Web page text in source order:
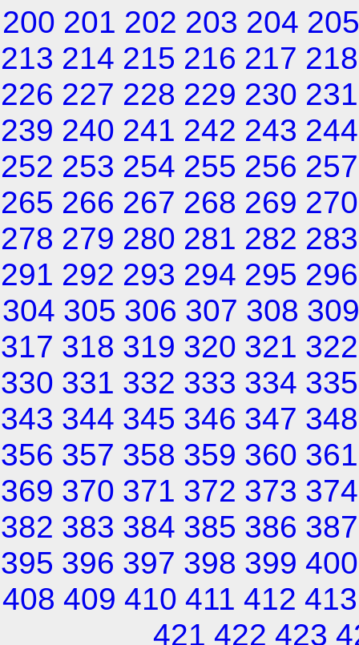
200 201 202 203 204 205
213 214 215 216 217 218
226 227 228 229 230 231
239 240 241 242 243 244
252 253 254 255 256 257
265 266 267 268 269 270
278 279 280 281 282 283
291 292 293 294 295 296
304 305 306 307 308 309
317 318 319 320 321 322
330 331 332 333 334 335
343 344 345 346 347 348
356 357 358 359 360 361
369 370 371 372 373 374
382 383 384 385 386 387
395 396 397 398 399 400
408 409 410 411 412 413
421 422 423